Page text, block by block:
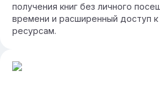
получения книг без личного
времени и расширенный доступ
ресурсам.